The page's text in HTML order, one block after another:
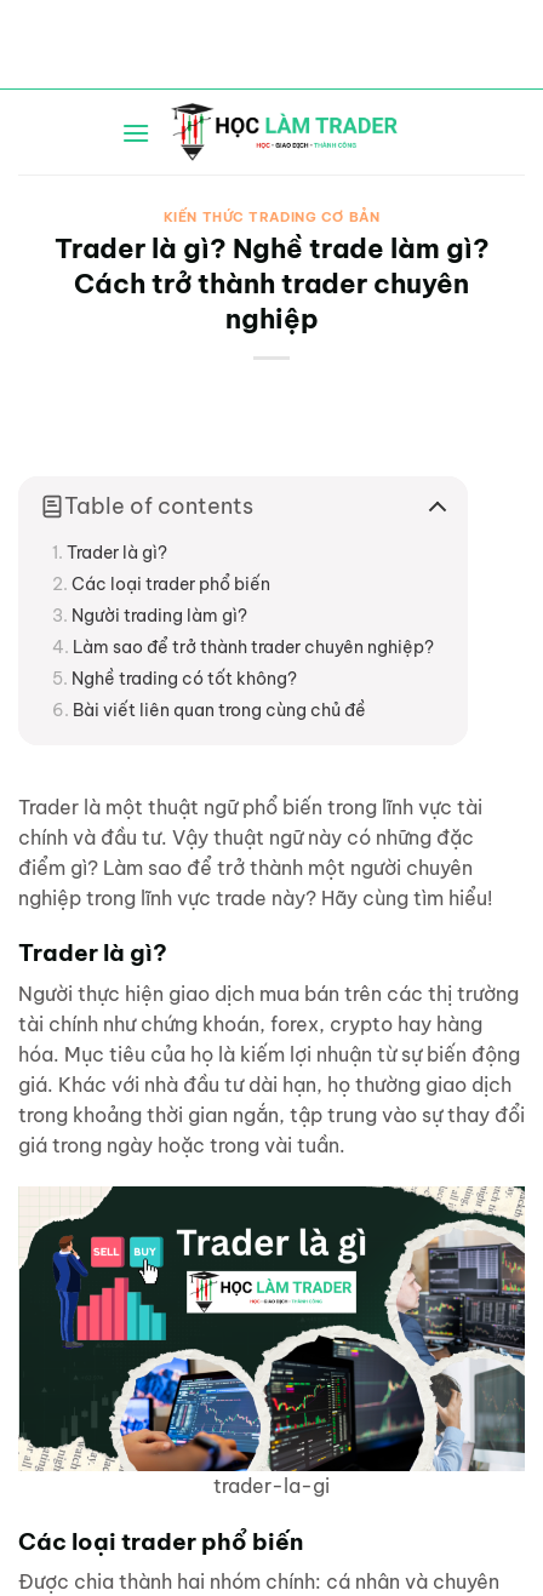
KIẾN THỨC TRADING CƠ BẢN
Trader là gì? Nghề trade làm gì?
Cách trở thành trader chuyên
nghiệp
Table of contents
Trader là gì?
Các loại trader phổ biến
Người trading làm gì?
Làm sao để trở thành trader chuyên nghiệp?
Nghề trading có tốt không?
Bài viết liên quan trong cùng chủ đề
Trader là một thuật ngữ phổ biến trong lĩnh vực tài
chính và đầu tư. Vậy thuật ngữ này có những đặc
điểm gì? Làm sao để trở thành một người chuyên
nghiệp trong lĩnh vực trade này? Hãy cùng tìm hiểu!
Trader là gì?
Người thực hiện giao dịch mua bán trên các thị trường
tài chính như chứng khoán, forex, crypto hay hàng
hóa. Mục tiêu của họ là kiếm lợi nhuận từ sự biến động
giá. Khác với nhà đầu tư dài hạn, họ thường giao dịch
trong khoảng thời gian ngắn, tập trung vào sự thay đổi
giá trong ngày hoặc trong vài tuần.
trader-la-gi
Các loại trader phổ biến
Được chia thành hai nhóm chính: cá nhân và chuyên